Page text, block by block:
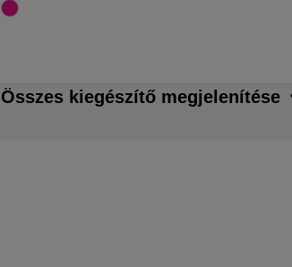
Összes kiegészítő megjelenítése